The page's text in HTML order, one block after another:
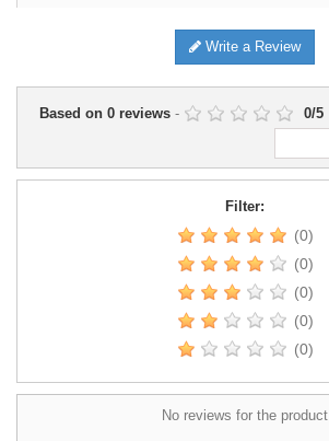
Write a Review
Based on 0 reviews - 0/5
Filter:
(0)
(0)
(0)
(0)
(0)
No reviews for the product